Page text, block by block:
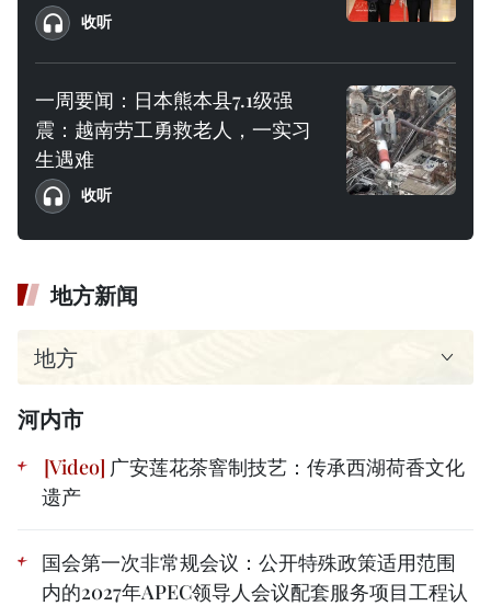
收听
一周要闻：日本熊本县7.1级强
震：越南劳工勇救老人，一实习
生遇难
收听
地方新闻
河内市
广安莲花茶窨制技艺：传承西湖荷香文化
遗产
国会第一次非常规会议：公开特殊政策适用范围
内的2027年APEC领导人会议配套服务项目工程认